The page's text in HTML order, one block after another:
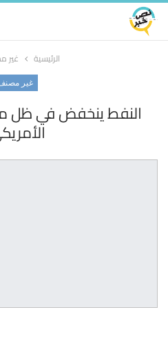
الرئيسية غير
غير
النفط ينخفض في ظل